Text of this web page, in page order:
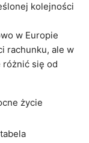
kolejności
w Europie
rachunku, ale w
różnić się od
życie